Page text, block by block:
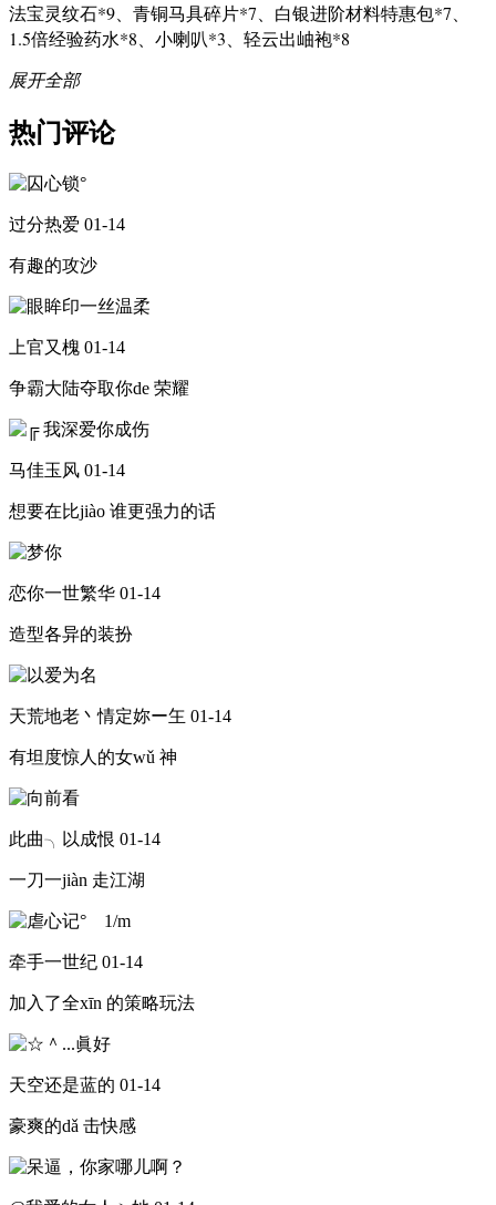
法宝灵纹石*9、青铜马具碎片*7、白银进阶材料特惠包*7、
1.5倍经验药水*8、小喇叭*3、轻云出岫袍*8
展开全部
热门评论
过分热爱 01-14
有趣的攻沙
上官又槐 01-14
争霸大陆夺取你de 荣耀
马佳玉风 01-14
想要在比jiào 谁更强力的话
恋你一世繁华 01-14
造型各异的装扮
天荒地老丶情定妳ー玍 01-14
有坦度惊人的女wǔ 神
此曲╮以成恨 01-14
一刀一jiàn 走江湖
牵手一世纪 01-14
加入了全xīn 的策略玩法
天空还是蓝的 01-14
豪爽的dǎ 击快感